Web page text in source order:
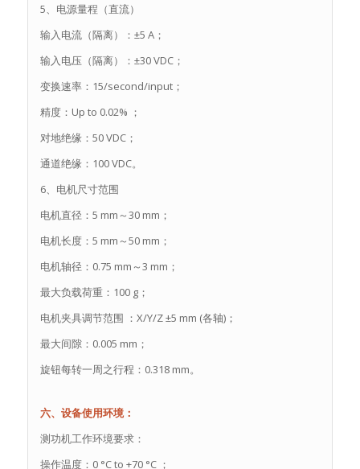
5、电源量程（直流）
输入电流（隔离）：±5 A；
输入电压（隔离）：±30 VDC；
变换速率：15/second/input；
精度：Up to 0.02% ；
对地绝缘：50 VDC；
通道绝缘：100 VDC。
6、电机尺寸范围
电机直径：5 mm～30 mm；
电机长度：5 mm～50 mm；
电机轴径：0.75 mm～3 mm；
最大负载荷重：100 g；
电机夹具调节范围 ：X/Y/Z ±5 mm (各轴)；
最大间隙：0.005 mm；
旋钮每转一周之行程：0.318 mm。
六、设备使用环境：
测功机工作环境要求：
操作温度：0 °C to +70 °C ；